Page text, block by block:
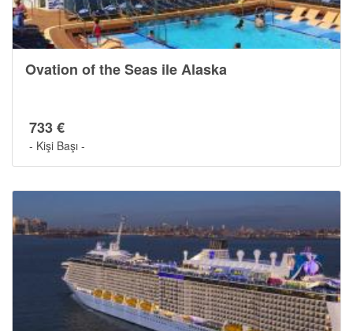
Ovation of the Seas ile Alaska
733 €
- Kişi Başı -